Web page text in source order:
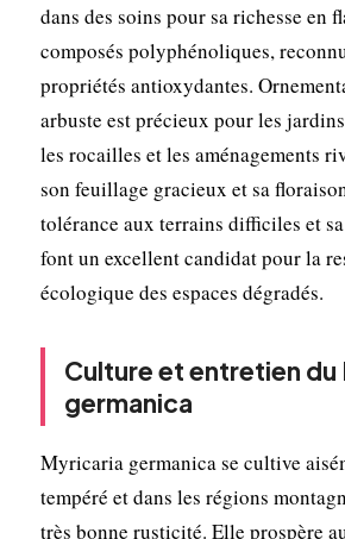
dans des soins pour sa richesse en
composés polyphénoliques,
propriétés antioxydantes.
arbuste est précieux pour les
les rocailles et les aménagements
son feuillage gracieux et sa
tolérance aux terrains difficiles et
font un excellent candidat pour la
écologique des espaces dégradés.
Culture et entretien du
germanica
Myricaria germanica se cultive
tempéré et dans les régions
très bonne rusticité. Elle prospère